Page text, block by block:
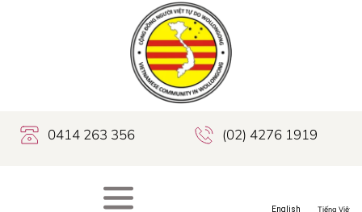
0414 263 356 (02) 4276 1919